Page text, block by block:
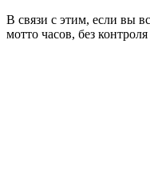
В связи с этим, если вы
мотто часов, без